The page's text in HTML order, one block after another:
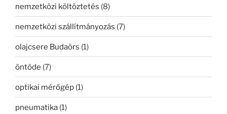
nemzetközi költöztetés (8)
nemzetközi szállítmányozás (7)
olajcsere Budaörs (1)
öntöde (7)
optikai mérőgép (1)
pneumatika (1)